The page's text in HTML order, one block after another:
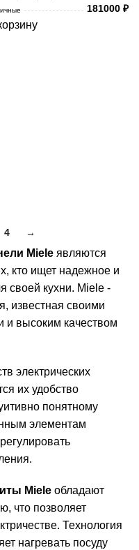
181000 ₽
4 →
Miele являются
кто ищет надежное и
своей кухни. Miele -
известная своими
и высоким качеством
электрических
их удобство
понятному
элементам
Miele обладают
что позволяет
Технология
нагревать посуду